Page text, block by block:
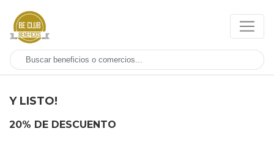
Y LISTO!
20% DE DESCUENTO